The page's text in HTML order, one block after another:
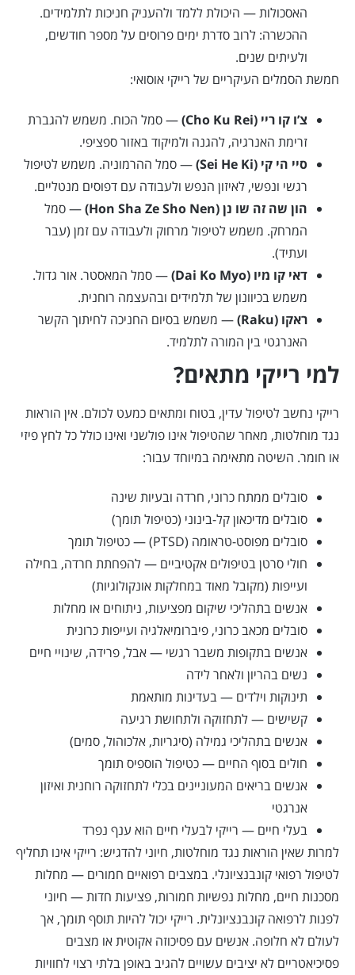
האסכולות — היכולת ללמד ולהעניק חניכות לתלמידים.
ההכשרה: לרוב סדרת ימים פרוסים על מספר חודשים,
ולעיתים שנים.
חמשת הסמלים העיקריים של רייקי אוסואי:
צ’ו קו ריי (Cho Ku Rei)
— סמל הכוח. משמש להגברת
זרימת האנרגיה, להגנה ולמיקוד באזור ספציפי.
סיי הי קי (Sei He Ki)
— סמל ההרמוניה. משמש לטיפול
רגשי ונפשי, לאיזון הנפש ולעבודה עם דפוסים מנטליים.
הון שה זה שו נן (Hon Sha Ze Sho Nen)
— סמל
המרחק. משמש לטיפול מרחוק ולעבודה עם זמן (עבר
ועתיד).
דאי קו מיו (Dai Ko Myo)
— סמל המאסטר. אור גדול.
משמש בכיוונון של תלמידים ובהעצמה רוחנית.
ראקו (Raku)
— משמש בסיום החניכה לחיתוך הקשר
האנרגטי בין המורה לתלמיד.
למי רייקי מתאים?
רייקי נחשב לטיפול עדין, בטוח ומתאים כמעט לכולם. אין הוראות
נגד מוחלטות, מאחר שהטיפול אינו פולשני ואינו כולל כל לחץ פיזי
או חומר. השיטה מתאימה במיוחד עבור:
סובלים ממתח כרוני, חרדה ובעיות שינה
סובלים מדיכאון קל-בינוני (כטיפול תומך)
סובלים מפוסט-טראומה (PTSD) — כטיפול תומך
חולי סרטן בטיפולים אקטיביים — להפחתת חרדה, בחילה
ועייפות (מקובל מאוד במחלקות אונקולוגיות)
אנשים בתהליכי שיקום מפציעות, ניתוחים או מחלות
סובלים מכאב כרוני, פיברומיאלגיה ועייפות כרונית
אנשים בתקופות משבר רגשי — אבל, פרידה, שינויי חיים
נשים בהריון ולאחר לידה
תינוקות וילדים — בעדינות מותאמת
קשישים — לתחזוקה ולתחושת רגיעה
אנשים בתהליכי גמילה (סיגריות, אלכוהול, סמים)
חולים בסוף החיים — כטיפול הוספיס תומך
אנשים בריאים המעוניינים בכלי לתחזוקה רוחנית ואיזון
אנרגטי
בעלי חיים — רייקי לבעלי חיים הוא ענף נפרד
למרות שאין הוראות נגד מוחלטות, חיוני להדגיש: רייקי אינו תחליף
לטיפול רפואי קונבנציונלי. במצבים רפואיים חמורים — מחלות
מסכנות חיים, מחלות נפשיות חמורות, פציעות חדות — חיוני
לפנות לרפואה קונבנציונלית. רייקי יכול להיות תוסף תומך, אך
לעולם לא חלופה. אנשים עם פסיכוזה אקוטית או מצבים
פסיכיאטריים לא יציבים עשויים להגיב באופן בלתי רצוי לחוויות